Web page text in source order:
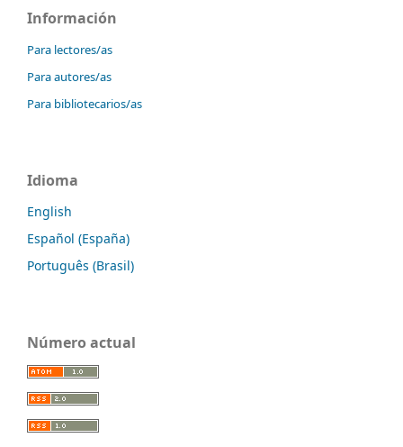
Información
Para lectores/as
Para autores/as
Para bibliotecarios/as
Idioma
English
Español (España)
Português (Brasil)
Número actual